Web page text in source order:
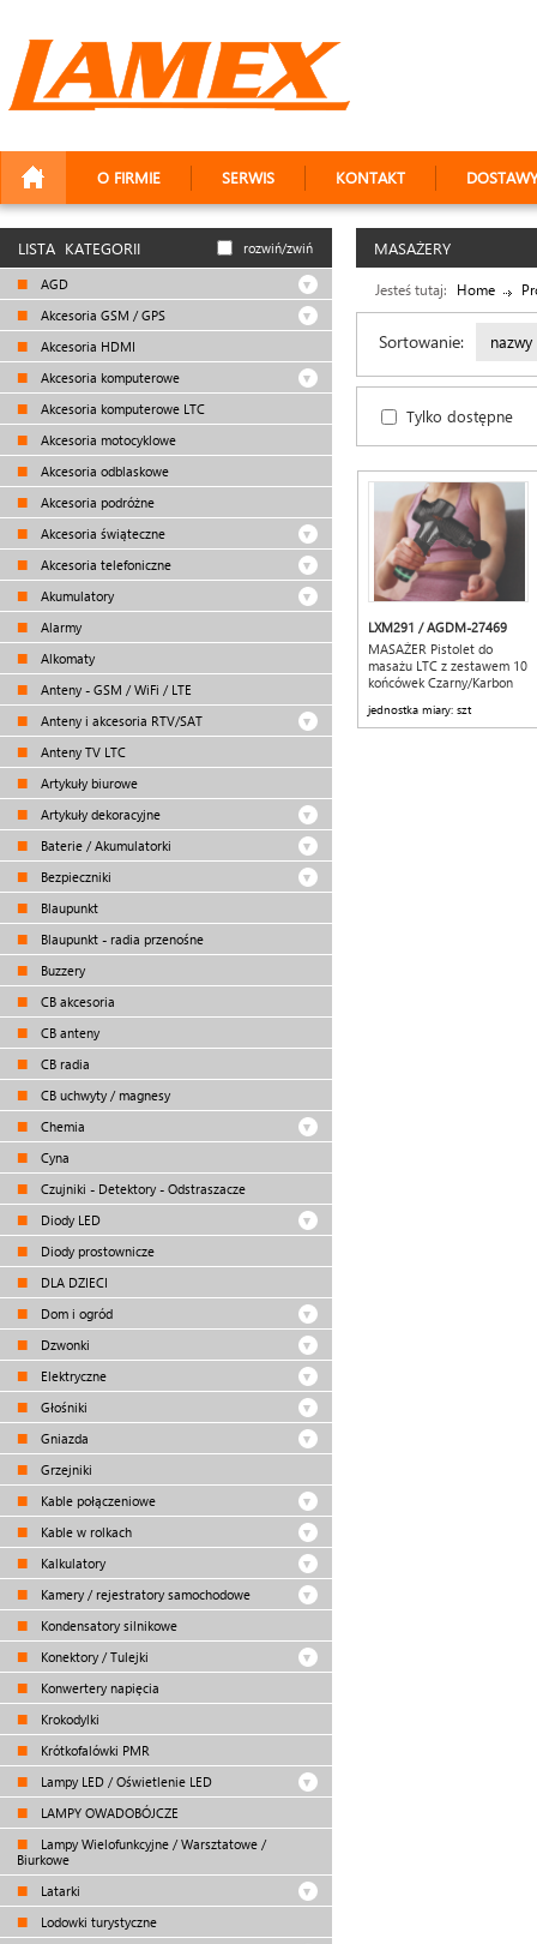
O FIRMIE SERWIS KONTAKT DOSTAWY
LISTA KATEGORII rozwiń/zwiń
AGD
Akcesoria GSM / GPS
Akcesoria HDMI
Akcesoria komputerowe
Akcesoria komputerowe LTC
Akcesoria motocyklowe
Akcesoria odblaskowe
Akcesoria podróżne
Akcesoria świąteczne
Akcesoria telefoniczne
Akumulatory
Alarmy
Alkomaty
Anteny - GSM / WiFi / LTE
Anteny i akcesoria RTV/SAT
Anteny TV LTC
Artykuły biurowe
Artykuły dekoracyjne
Baterie / Akumulatorki
Bezpieczniki
Blaupunkt
Blaupunkt - radia przenośne
Buzzery
CB akcesoria
CB anteny
CB radia
CB uchwyty / magnesy
Chemia
Cyna
Czujniki - Detektory - Odstraszacze
Diody LED
Diody prostownicze
DLA DZIECI
Dom i ogród
Dzwonki
Elektryczne
Głośniki
Gniazda
Grzejniki
Kable połączeniowe
Kable w rolkach
Kalkulatory
Kamery / rejestratory samochodowe
Kondensatory silnikowe
Konektory / Tulejki
Konwertery napięcia
Krokodylki
Krótkofalówki PMR
Lampy LED / Oświetlenie LED
LAMPY OWADOBÓJCZE
Lampy Wielofunkcyjne / Warsztatowe /
Biurkowe
Latarki
Lodowki turystyczne
MASAŻERY
Jesteś tutaj: Home
Sortowanie: nazwy
Tylko dostępne
LXM291 / AGDM-27469
MASAŻER Pistolet do
masażu LTC z zestawem 10
końcówek Czarny/Karbon
jednostka miary: szt